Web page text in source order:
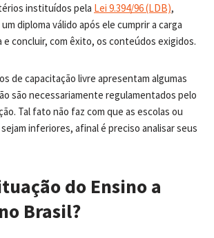
instituídos pela Lei 9.394/96 (LDB),
diploma válido após ele cumprir a carga
e concluir, com êxito, os conteúdos exigidos.
de capacitação livre apresentam algumas
são necessariamente regulamentados pelo
Tal fato não faz com que as escolas ou
inferiores, afinal é preciso analisar seus
do Ensino a
Brasil?